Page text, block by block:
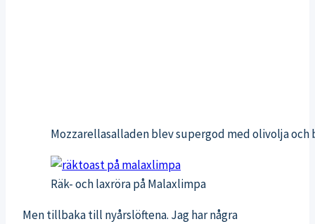
Mozzarellasalladen blev supergod med olivolja och
Räk- och laxröra på Malaxlimpa
Men tillbaka till nyårslöftena. Jag har några